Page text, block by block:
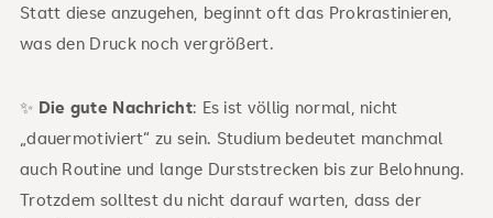
Statt diese anzugehen, beginnt oft das Prokrastinieren,
was den Druck noch vergrößert.
✨ Die gute Nachricht: Es ist völlig normal, nicht
„dauermotiviert“ zu sein. Studium bedeutet manchmal
auch Routine und lange Durststrecken bis zur Belohnung.
Trotzdem solltest du nicht darauf warten, dass der